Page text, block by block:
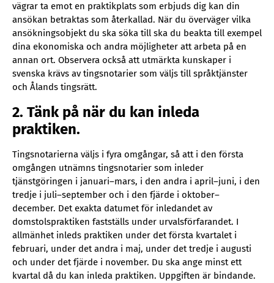
vägrar ta emot en praktikplats som erbjuds dig kan din
ansökan betraktas som återkallad. När du överväger vilka
ansökningsobjekt du ska söka till ska du beakta till exempel
dina ekonomiska och andra möjligheter att arbeta på en
annan ort. Observera också att utmärkta kunskaper i
svenska krävs av tingsnotarier som väljs till språktjänster
och Ålands tingsrätt.
2. Tänk på när du kan inleda
praktiken.
Tingsnotarierna väljs i fyra omgångar, så att i den första
omgången utnämns tingsnotarier som inleder
tjänstgöringen i januari–mars, i den andra i april–juni, i den
tredje i juli–september och i den fjärde i oktober–
december. Det exakta datumet för inledandet av
domstolspraktiken fastställs under urvalsförfarandet. I
allmänhet inleds praktiken under det första kvartalet i
februari, under det andra i maj, under det tredje i augusti
och under det fjärde i november. Du ska ange minst ett
kvartal då du kan inleda praktiken. Uppgiften är bindande.